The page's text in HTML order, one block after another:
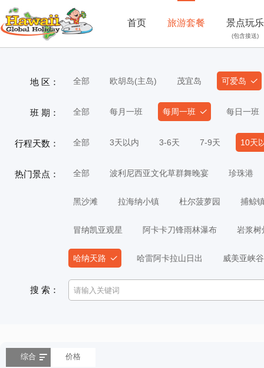
首页 旅游套餐 景点玩乐
(包含接送)
地 区： 全部 欧胡岛(主岛) 茂宜岛 可爱岛
班 期： 全部 每月一班 每周一班 每日一班
行程天数： 全部 3天以内 3-6天 7-9天 10天
热门景点： 全部 波利尼西亚文化草群舞晚宴 珍珠港
黑沙滩 拉海纳小镇 杜尔菠萝园 捕鲸
冒纳凯亚观星 阿卡卡刀锋雨林瀑布 岩浆树
哈纳天路 哈雷阿卡拉山日出 威美亚峡
搜 索：
综合 价格